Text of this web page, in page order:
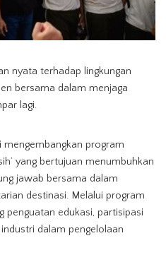
nyata terhadap lingkungan
bersama dalam menjaga
lagi.
mengembangkan program
yang bertujuan menumbuhkan
jawab bersama dalam
destinasi. Melalui program
penguatan edukasi, partisipasi
dalam pengelolaan